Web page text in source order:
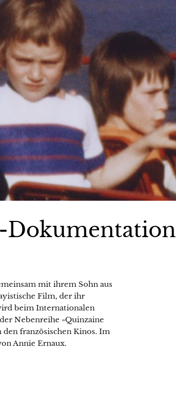
Dokumentation
mit ihrem Sohn aus
Film, der ihr
beim Internationalen
Nebenreihe »Quinzaine
französischen Kinos. Im
Annie Ernaux.